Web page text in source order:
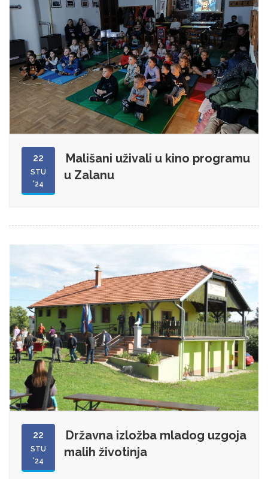
22
STU
'24
Mališani uživali u kino programu
u Zalanu
22
STU
'24
Državna izložba mladog uzgoja
malih životinja